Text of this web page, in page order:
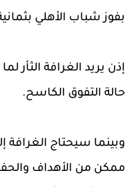
بفوز شباب الأهلي
إذن يريد الغرافة الثأر
حالة التفوق الكاسح.
وبينما سيحتاج
ممكن من الأهداف